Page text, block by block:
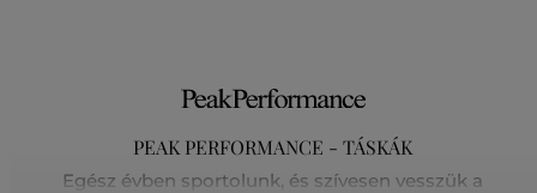
PEAK PERFORMANCE - TÁSKÁK
Egész évben sportolunk, és szívesen vesszük a